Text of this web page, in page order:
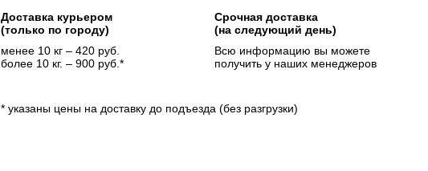
Доставка курьером
(только по городу)
менее 10 кг – 420 руб.
более 10 кг. – 900 руб.*
Срочная доставка
(на следующий день)
Всю информацию вы можете
получить у наших менеджеров
* указаны цены на доставку до подъезда (без разгрузки)